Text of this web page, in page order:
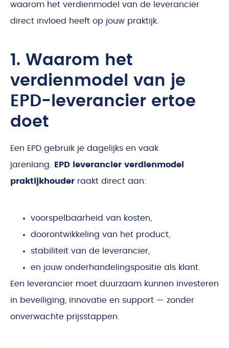
waarom het verdienmodel van de leverancier
direct invloed heeft op jouw praktijk.
1. Waarom het
verdienmodel van je
EPD-leverancier ertoe
doet
Een EPD gebruik je dagelijks en vaak
jarenlang.
EPD leverancier verdienmodel
praktijkhouder raakt direct aan:
voorspelbaarheid van kosten,
doorontwikkeling van het product,
stabiliteit van de leverancier,
en jouw onderhandelingspositie als klant.
Een leverancier moet duurzaam kunnen investeren
in beveiliging, innovatie en support — zonder
onverwachte prijsstappen.